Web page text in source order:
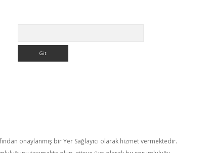
onaylanmış bir Yer Sağlayıcı olarak hizmet vermektedir.